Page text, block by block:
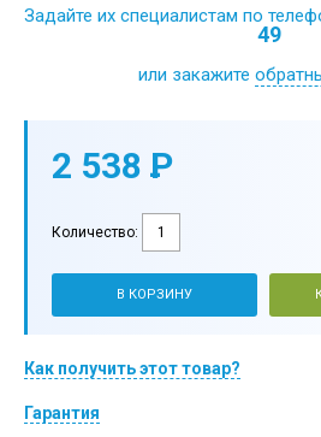
Задайте их специалистам по
49
или закажите
2 538 P
-
Количество:
В КОРЗИНУ
Как получить этот товар?
Гарантия